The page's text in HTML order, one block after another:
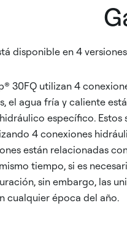
disponible en 4
30FQ utilizan 4
el agua fría y caliente
específico.
4 conexiones
están relacionadas
tiempo, si es
sin embargo, las
cualquier época del año.